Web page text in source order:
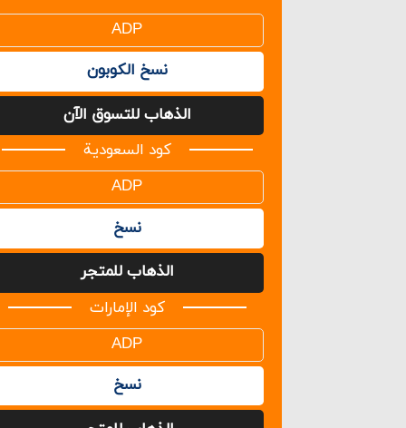
نسخ الكوبون
الذهاب للتسوق الآن
كود السعودية
نسخ
الذهاب للمتجر
كود الإمارات
نسخ